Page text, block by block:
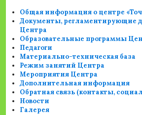
Общая информация о центре
Документы, регламентирующие
Центра
Образовательные программы
Педагоги
Материально-техническая база
Режим занятий Центра
Мероприятия Центра
Дополнительная информация
Обратная связь (контакты,
Новости
Галерея